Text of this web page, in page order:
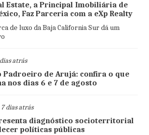
Estate, a Principal Imobiliária de
Faz Parceria com a eXp Realty
de luxo da Baja California Sur dá um
atrás
Padroeiro de Arujá: confira o que
nos dias 6 e 7 de agosto
dias atrás
diagnóstico socioterritorial
políticas públicas